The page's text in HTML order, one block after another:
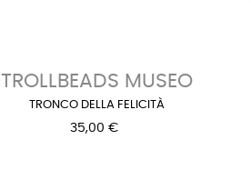
TROLLBEADS MUSEO
TRONCO DELLA FELICITÀ
35,00 €